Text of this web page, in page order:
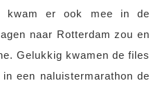
kwam er ook mee in de
naar Rotterdam zou en
Gelukkig kwamen de files
een naluistermarathon de